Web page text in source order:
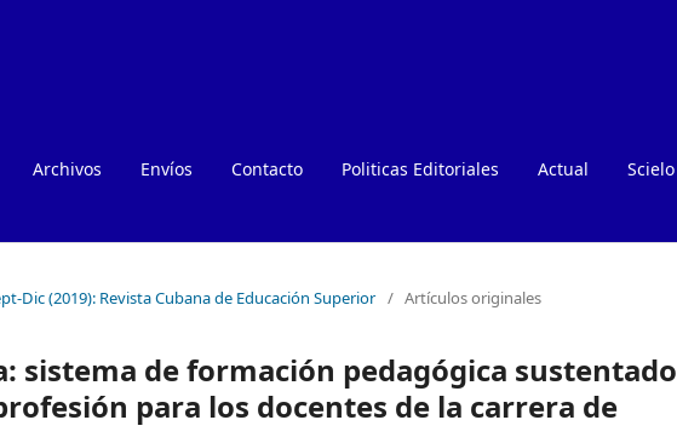
Archivos Envíos Contacto Politicas Editoriales Actual Scielo
Dic (2019): Revista Cubana de Educación Superior / Artículos originales
sistema de formación pedagógica sustentado
para los docentes de la carrera de